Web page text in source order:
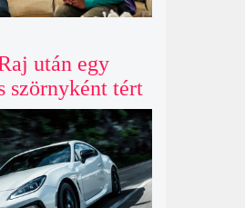
után egy
szörnyként tért
az
legújabb spin-